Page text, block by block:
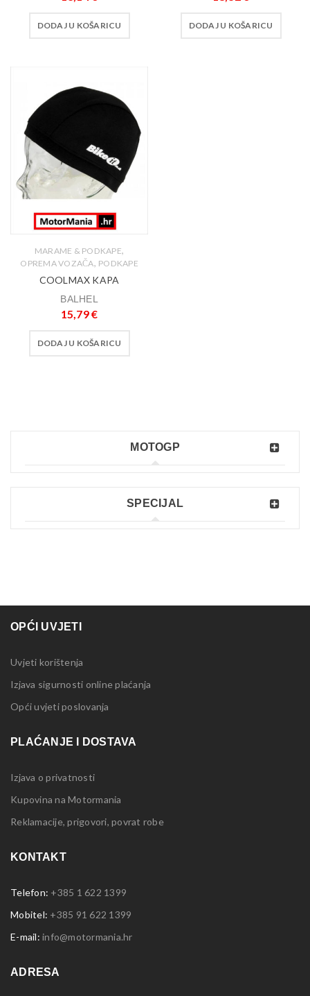
MOTOGP
SPECIJAL
DODAJ U KOŠARICU DODAJ U KOŠARICU
MARAME & PODKAPE,
OPREMA VOZAČA, PODKAPE
COOLMAX KAPA
BALHEL
15,79€
DODAJ U KOŠARICU
OPĆI UVJETI
Uvjeti korištenja
Izjava sigurnosti online plaćanja
Opći uvjeti poslovanja
PLAĆANJE I DOSTAVA
Izjava o privatnosti
Kupovina na Motormania
Reklamacije, prigovori, povrat robe
KONTAKT
Telefon: +385 1 622 1399
Mobitel: +385 91 622 1399
E-mail: info@motormania.hr
ADRESA